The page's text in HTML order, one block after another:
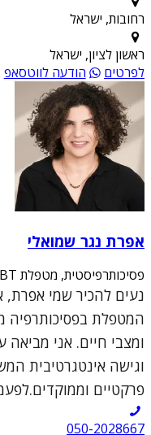
רחובות, ישראל
ראשון לציון, ישראל
לפרטים
הודעה לווטסאפ
אפרת נגר שמואלי
פסיכותרפיסטית, מטפלת CBT, מטפלת זוגית ומשפחתית
נעים להכיר שמי אפרת,
ומצבי חיים. אני מביאה
וגישה אינטגרטיבית
פרקטיים
050-2028667